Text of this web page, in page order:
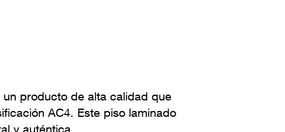
un producto de alta calidad que
AC4. Este piso laminado
y auténtica.